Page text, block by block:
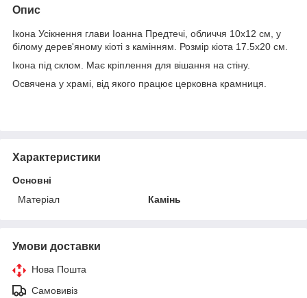
Опис
Ікона Усікнення глави Іоанна Предтечі, обличчя 10х12 см, у
білому дерев'яному кіоті з камінням. Розмір кіота 17.5х20 см.
Ікона під склом. Має кріплення для вішання на стіну.
Освячена у храмі, від якого працює церковна крамниця.
Характеристики
Основні
Матеріал
Камінь
Умови доставки
Нова Пошта
Самовивіз